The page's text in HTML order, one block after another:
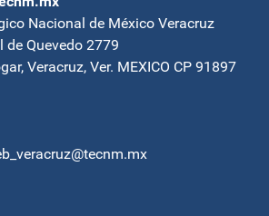
Nacional de México Veracruz
de Quevedo 2779
Veracruz, Ver. MEXICO CP 91897